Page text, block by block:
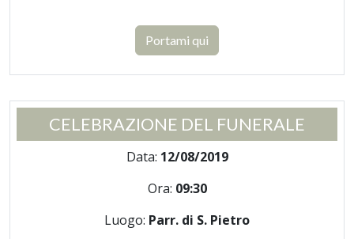
Portami qui
CELEBRAZIONE DEL FUNERALE
Data: 12/08/2019
Ora: 09:30
Luogo: Parr. di S. Pietro